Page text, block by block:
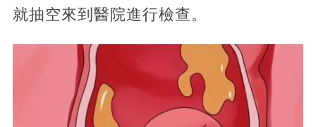
就抽空來到醫院進行檢查。